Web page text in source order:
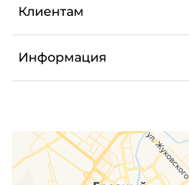
Клиентам
Информация